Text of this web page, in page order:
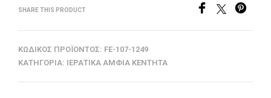
SHARE THIS PRODUCT
ΚΩΔΙΚΌΣ ΠΡΟΪΌΝΤΟΣ: FE-107-1249
ΚΑΤΗΓΟΡΊΑ: ΙΕΡΑΤΙΚΆ ΆΜΦΙΑ ΚΕΝΤΗΤΆ